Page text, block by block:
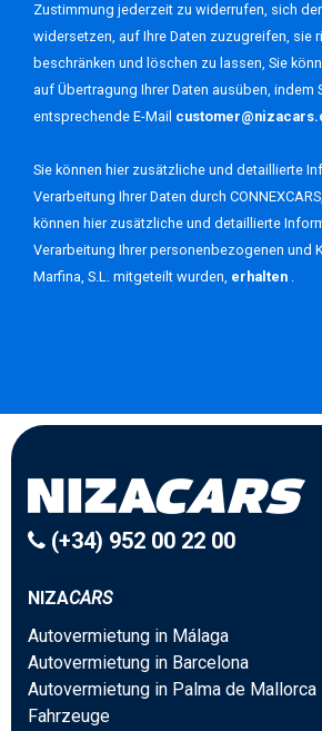
Zustimmung jederzeit zu widerrufen, sich
widersetzen, auf Ihre Daten zuzugreifen, sie
beschränken und löschen zu lassen, Sie
auf Übertragung Ihrer Daten ausüben, indem
entsprechende E-Mail
Sie können hier zusätzliche und detaillierte
Verarbeitung Ihrer Daten durch
können hier zusätzliche und detaillierte
Verarbeitung Ihrer personenbezogenen und
Marfina, S.L. mitgeteilt wurden, erhalten .
(+34) 952 00 22 00
NIZACARS
Autovermietung in Málaga
Autovermietung in Barcelona
Autovermietung in Palma de Mallorca
Fahrzeuge